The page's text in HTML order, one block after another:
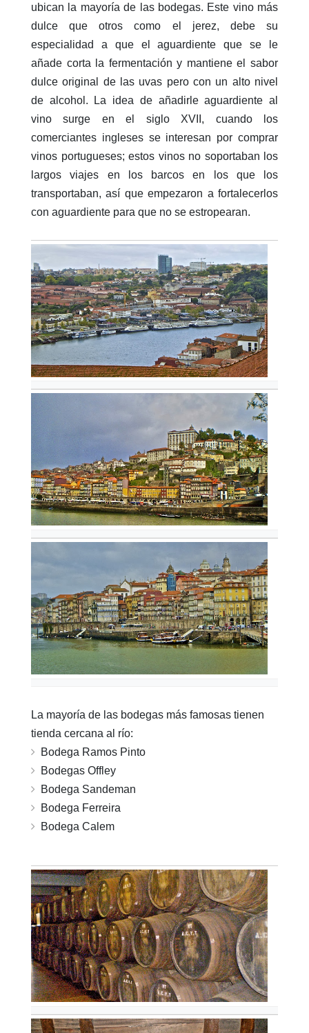
ubican la mayoría de las bodegas. Este vino más
dulce que otros como el jerez, debe su
especialidad a que el aguardiente que se le
añade corta la fermentación y mantiene el sabor
dulce original de las uvas pero con un alto nivel
de alcohol. La idea de añadirle aguardiente al
vino surge en el siglo XVII, cuando los
comerciantes ingleses se interesan por comprar
vinos portugueses; estos vinos no soportaban los
largos viajes en los barcos en los que los
transportaban, así que empezaron a fortalecerlos
con aguardiente para que no se estropearan.
La mayoría de las bodegas más famosas tienen
tienda cercana al río:
Bodega Ramos Pinto
Bodegas Offley
Bodega Sandeman
Bodega Ferreira
Bodega Calem